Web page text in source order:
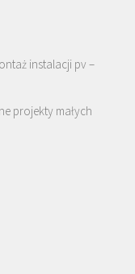
instalacji pv –
projekty małych